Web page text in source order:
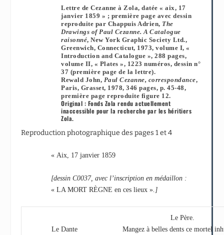
Lettre de Cezanne à Zola, datée « aix, 17
janvier 1859 » ; première page avec dessin
reproduite par Chappuis Adrien, The
Drawings of Paul Cezanne. A Catalogue
raisonné, New York Graphic Society Ltd.,
Greenwich, Connecticut, 1973, volume I, «
Introduction and Catalogue », 288 pages,
volume II, « Plates », 1223 numéros, dessin n°
37 (première page de la lettre).
Rewald John, Paul Cezanne, correspondance,
Paris, Grasset, 1978, 346 pages, p. 45-48,
première page reproduite figure 12.
Original : Fonds Zola rendu actuellement
inaccessible pour la recherche par les héritiers
Zola.
Reproduction photographique des pages 1 et 4
« Aix, 17 janvier 1859
[dessin C0037, avec l’inscription en médaillon :
« LA MORT RÈGNE en ces lieux » .]
Le Dante
Le Père.
Mangez à belles dents ce mortel